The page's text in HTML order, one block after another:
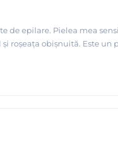
de epilare. Pielea mea
roșeața obișnuită. Este